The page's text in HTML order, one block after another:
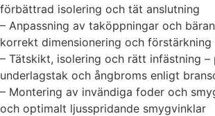
förbättrad isolering och tät anslutning
– Anpassning av taköppningar och
korrekt dimensionering och
– Tätskikt, isolering och rätt infästning –
underlagstak och ångbroms enligt
– Montering av invändiga foder och
och optimalt ljusspridande smygvinklar